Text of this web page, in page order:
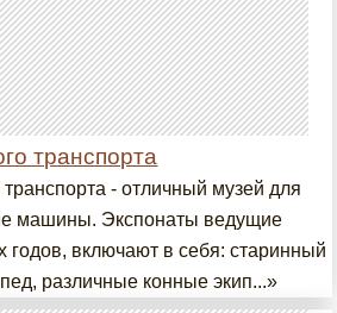
транспорта
- отличный музей для
машины. Экспонаты ведущие
годов, включают в себя: старинный
различные конные экип...»